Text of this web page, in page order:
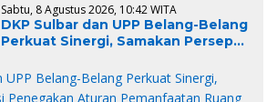
Sabtu, 8 Agustus 2026, 10:42 WITA
DKP Sulbar dan UPP Belang-Belang
Perkuat Sinergi, Samakan Persepsi
Ruang Laut